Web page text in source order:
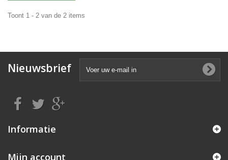
Toont 1 - 2 van de 2 items
Nieuwsbrief
Informatie
Mijn account